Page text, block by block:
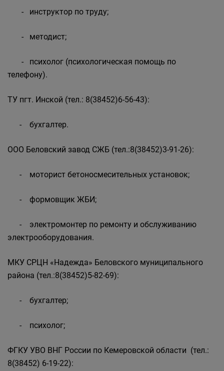
- инструктор по труду;
- методист;
- психолог (психологическая помощь по
телефону).
ТУ пгт. Инской (тел.: 8(38452)6-56-43):
- бухгалтер.
ООО Беловский завод СЖБ (тел.:8(38452)3-91-26):
- моторист бетоносмесительных установок;
- формовщик ЖБИ;
- электромонтер по ремонту и обслуживанию
электрооборудования.
МКУ СРЦН «Надежда» Беловского муниципального
района (тел.:8(38452)5-82-69):
- бухгалтер;
- психолог;
ФГКУ УВО ВНГ России по Кемеровской области (тел.:
8(38452) 6-19-22):